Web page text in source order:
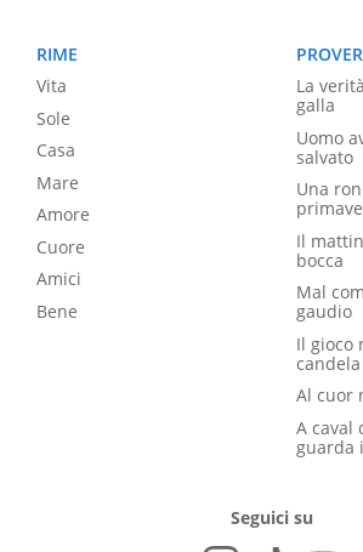
RIME
Vita
Sole
Casa
Mare
Amore
Cuore
Amici
Bene
La
galla
Uomo
salvato
Una
Il
bocca
Mal
gaudio
Il gioco
candela
Al cuor
A caval
guarda
Seguici su